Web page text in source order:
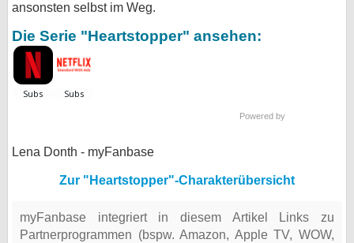
ansonsten selbst im Weg.
Die Serie "Heartstopper" ansehen:
Powered by
Lena Donth - myFanbase
Zur "Heartstopper"-Charakterübersicht
myFanbase integriert in diesem Artikel Links zu
Partnerprogrammen (bspw. Amazon, Apple TV, WOW,